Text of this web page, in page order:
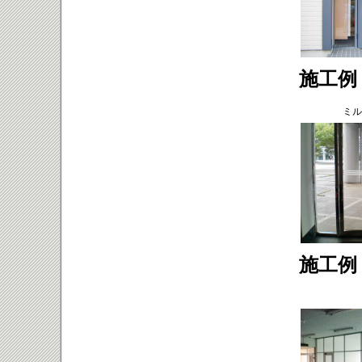
施工例
ミ
施工例